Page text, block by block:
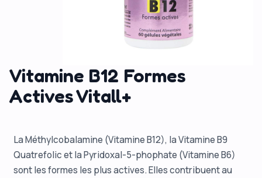
Vitamine B12 Formes
Actives Vitall+
La Méthylcobalamine (Vitamine B12), la Vitamine B9
Quatrefolic et la Pyridoxal-5-phophate (Vitamine B6)
sont les formes les plus actives. Elles contribuent au